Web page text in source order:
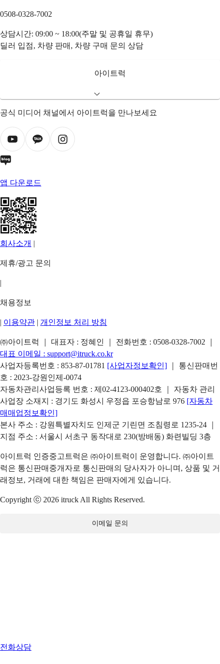
0508-0328-7002
상담시간: 09:00 ~ 18:00(주말 및 공휴일 휴무)
딜러 입점, 차량 판매, 차량 구매 문의 상담
아이트럭
공식 미디어 채널에서 아이트럭을 만나보세요
앱 다운로드
회사소개 |
제휴/광고 문의
|
채용정보
| 이용약관 | 개인정보 처리 방침
㈜아이트럭 ｜ 대표자 : 정혜인 ｜ 전화번호 : 0508-0328-7002
대표 이메일 : support@itruck.co.kr
사업자등록번호 : 853-87-01781 [사업자정보확인]
｜ 통신판매번
호 : 2023-강원인제-0074
자동차관리사업등록 번호 : 제02-4123-000402호 ｜ 자동차 관리
사업장 소재지 : 경기도 화성시 우정읍 포승항남로 976 [자동차
매매업정보확인]
본사 주소 : 강원특별자치도 인제군 기린면 조침령로 1235-24 ｜
지점 주소 : 서울시 서초구 동작대로 230(방배동) 화련빌딩 3층
아이트럭 인증중고트럭은 ㈜아이트럭이 운영합니다. ㈜아이트
럭은 통신판매중개자로 통신판매의 당사자가 아니며, 상품 및 거
래정보, 거래에 대한 책임은 판매자에게 있습니다.
Copyright ⓒ 2026 itruck All Rights Reserved.
이메일 문의
전화상담